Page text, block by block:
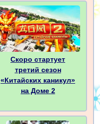
Скоро стартует
третий сезон
«Китайских каникул»
на Доме 2